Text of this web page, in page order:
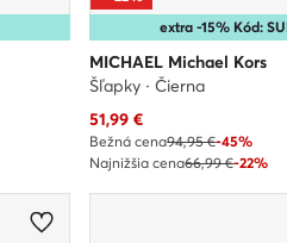
extra -15% Kód:
MICHAEL Michael Kors
Šľapky · Čierna
Aktuálna cena
51,99 €
Bežná cena94,95 €-45%
Najnižšia cena66,99 €-22%